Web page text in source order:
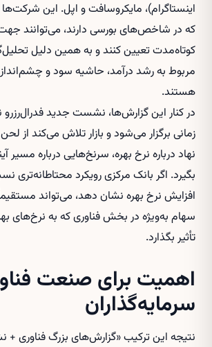
اینستاگرام)، مایکروسافت و اپل. این شرکت‌ها
که در شاخص‌های بورسی دارند، می‌توانند جهت
کوتاه‌مدت تعیین کنند و به همین دلیل
مربوط به رشد درآمد، حاشیه سود و
هستند.
در کنار این گزارش‌ها، نشست جدید فدرال‌رزرو
زمانی برگزار می‌شود و بازار تلاش می‌کند از
نهاد درباره نرخ بهره، سرنخ‌هایی درباره مسیر
بگیرد. اگر بانک مرکزی رویکرد محتاطانه‌تری
افزایش نرخ بهره نشان دهد، می‌تواند
سهام به‌ویژه در بخش فناوری که به
تأثیر بگذارد.
اهمیت برای صنعت
سرمایه‌گذاران
نتیجه این ترکیب «گزارش‌های بزرگ فناوری +